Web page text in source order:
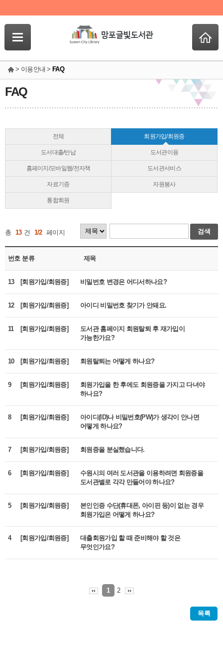
> 이용안내 > FAQ
FAQ
전체 회원가입/회원증
도서대출/반납 도서관이용
홈페이지/모바일웹/전자책 도서관서비스
자료기증 자원봉사
통합회원
총 13 건 1/2 페이지 검색
번호 분류 제목
13 [회원가입/회원증] 비밀번호 변경은 어디서하나요?
12 [회원가입/회원증] 아이디 비밀번호 찾기가 안돼요.
11 [회원가입/회원증]
도서관 홈페이지 회원탈퇴 후 재가입이
가능한가요?
10 [회원가입/회원증] 회원탈퇴는 어떻게 하나요?
9 [회원가입/회원증]
회원가입을 한 후에도 회원증을 가지고 다녀야
하나요?
8 [회원가입/회원증]
아이디(ID)나 비밀번호(PW)가 생각이 안나면
어떻게 하나요?
7 [회원가입/회원증] 회원증을 분실했습니다.
6 [회원가입/회원증]
수원시의 여러 도서관을 이용하려면 회원증을
도서관별로 각각 만들어야 하나요?
5 [회원가입/회원증]
본인인증 수단(휴대폰, 아이핀 등)이 없는 경우
회원가입은 어떻게 하나요?
4 [회원가입/회원증]
대출회원가입 할 때 준비해야 할 것은
무엇인가요?
1 2
목록